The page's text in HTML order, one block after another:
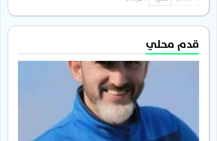
قدم محلي